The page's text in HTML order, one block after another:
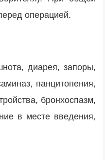
операцией.
диарея, запоры,
панцитопения,
бронхоспазм,
в месте введения,